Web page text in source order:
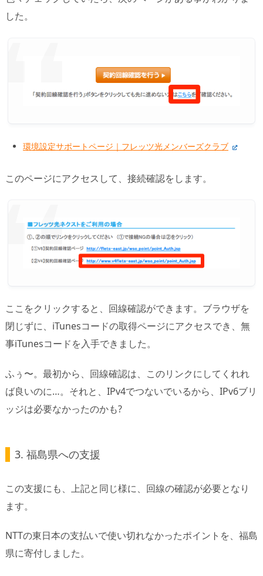
した。
環境設定サポートページ｜フレッツ光メンバーズクラブ
このページにアクセスして、接続確認をします。
ここをクリックすると、回線確認ができます。ブラウザを
閉じずに、iTunesコードの取得ページにアクセスでき、無
事iTunesコードを入手できました。
ふぅ〜。最初から、回線確認は、このリンクにしてくれれ
ば良いのに…。それと、IPv4でつないでいるから、IPv6ブリ
ッジは必要なかったのかも?
3. 福島県への支援
この支援にも、上記と同じ様に、回線の確認が必要となり
ます。
NTTの東日本の支払いで使い切れなかったポイントを、福島
県に寄付しました。